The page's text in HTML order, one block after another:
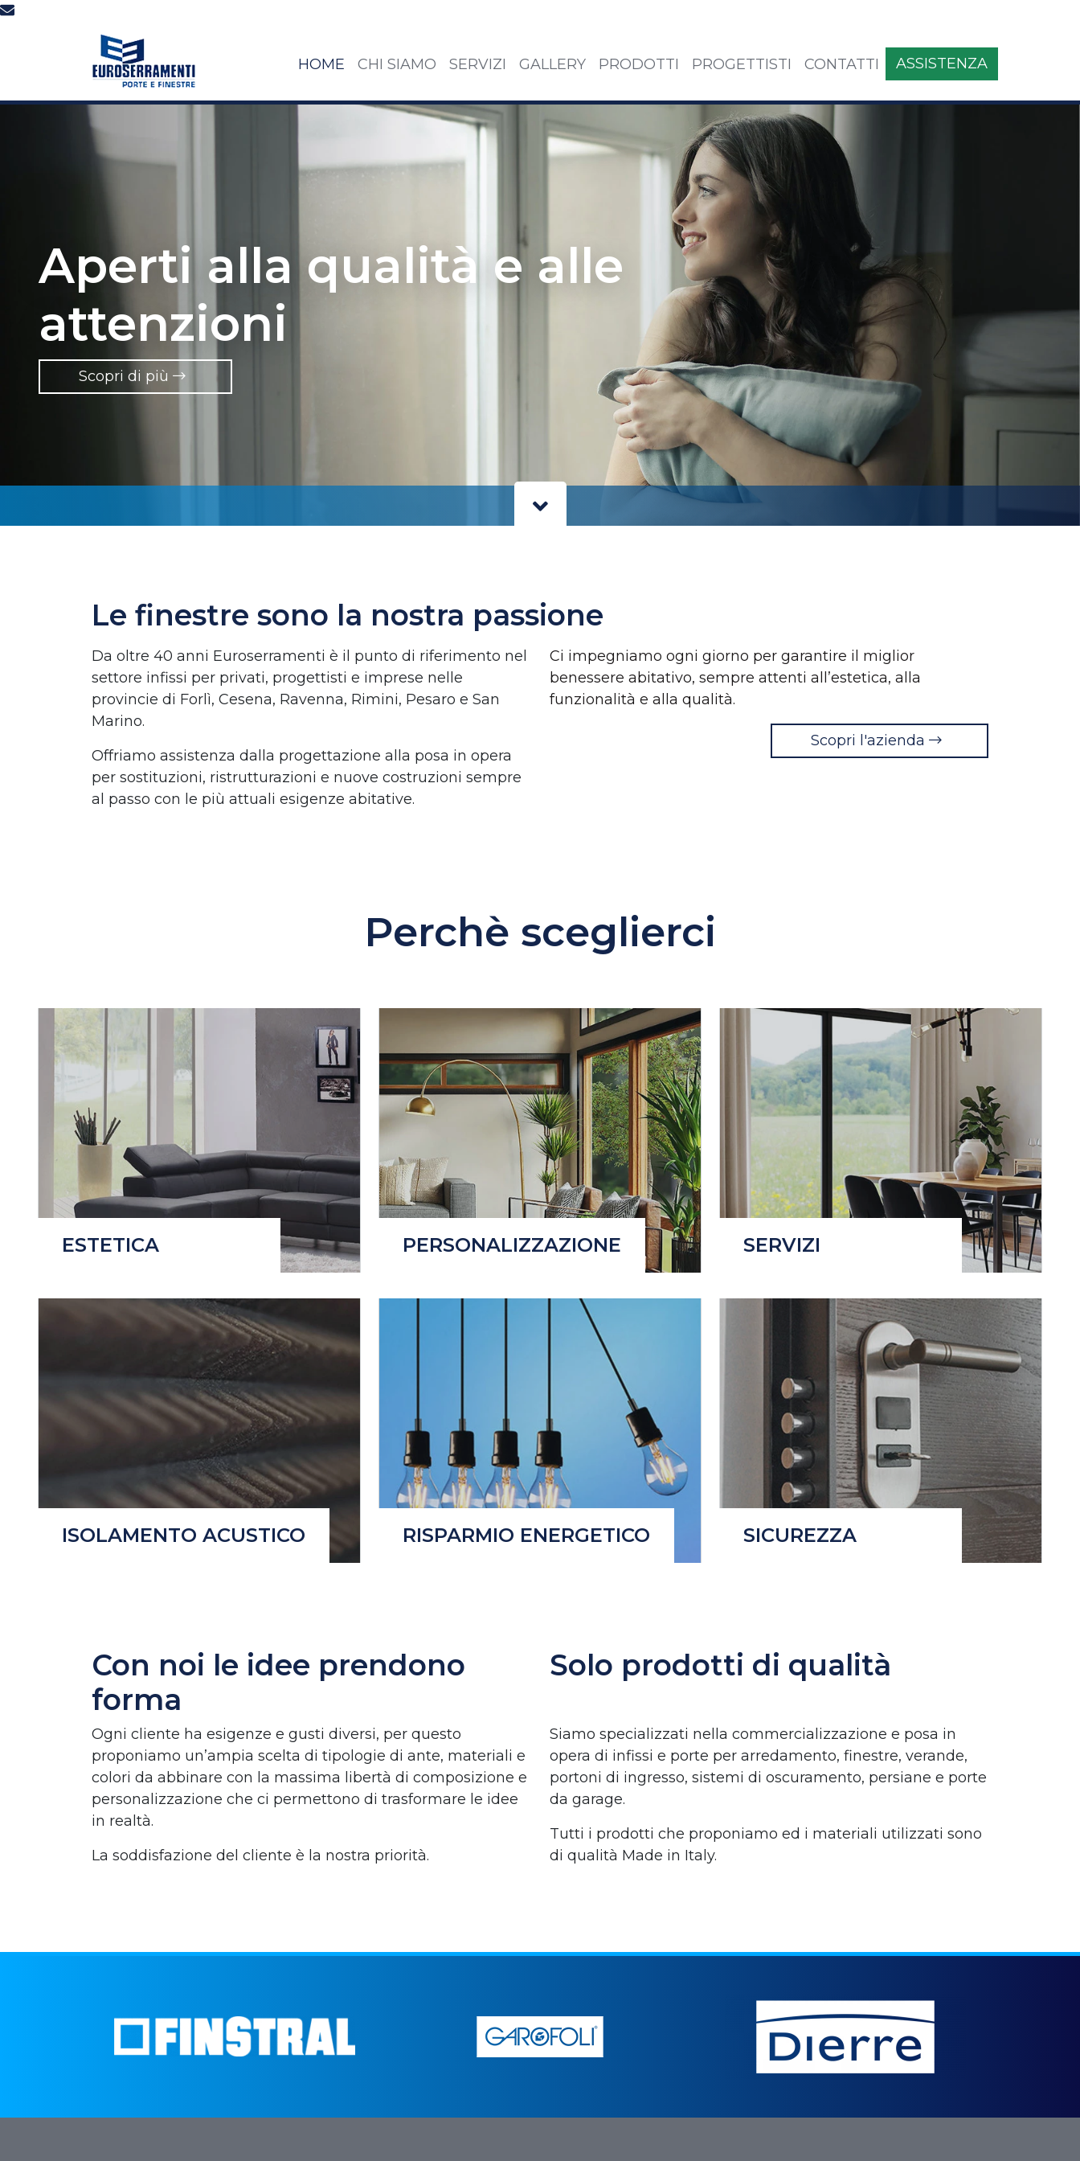
HOME CHI SIAMO SERVIZI GALLERY PRODOTTI PROGETTISTI CONTATTI ASSISTENZA
Aperti alla qualità e alle
attenzioni
Scopri di più
Le finestre sono la nostra passione
Da oltre 40 anni Euroserramenti è il punto di riferimento nel
settore infissi per privati, progettisti e imprese nelle
provincie di Forlì, Cesena, Ravenna, Rimini, Pesaro e San
Marino.
Offriamo assistenza dalla progettazione alla posa in opera
per sostituzioni, ristrutturazioni e nuove costruzioni sempre
al passo con le più attuali esigenze abitative.
Ci impegniamo ogni giorno per garantire il miglior
benessere abitativo, sempre attenti all’estetica, alla
funzionalità e alla qualità.
Scopri l'azienda
Perchè sceglierci
ESTETICA PERSONALIZZAZIONE SERVIZI
ISOLAMENTO ACUSTICO RISPARMIO ENERGETICO SICUREZZA
Con noi le idee prendono
forma
Ogni cliente ha esigenze e gusti diversi, per questo
proponiamo un’ampia scelta di tipologie di ante, materiali e
colori da abbinare con la massima libertà di composizione e
personalizzazione che ci permettono di trasformare le idee
in realtà.
La soddisfazione del cliente è la nostra priorità.
Solo prodotti di qualità
Siamo specializzati nella commercializzazione e posa in
opera di infissi e porte per arredamento, finestre, verande,
portoni di ingresso, sistemi di oscuramento, persiane e porte
da garage.
Tutti i prodotti che proponiamo ed i materiali utilizzati sono
di qualità Made in Italy.